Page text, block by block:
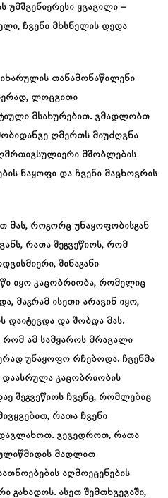
უმშვენიერესი ყვავილი –
ჩვენი მხსნელის დედა
თანამონაწილენი
ლოცვითი
მსახურებით. ვმადლობთ
ღმერთს მიუძღვნა
მშობლების
ნაყოფი და ჩვენი მაცხოვრის
მას, როგორც უნაყოფობისგან
რათა შეგვეწიოს, რომ
შინაგანი
იყო კაცობრიობა, რომელიც
მაგრამ ისეთი არავინ იყო,
დაიტევდა და შობდა მას.
რომ ამ სამყაროს მრავალი
უნაყოფო რჩებოდა. ჩვენმა
კაცობრიობის
შეგვეწიოს ჩვენც, რომლებიც
რათა ჩვენი
ვევედროთ, რათა
მადლით
აღმოეცენების
გახადოს. ასეთ შემთხვევაში,